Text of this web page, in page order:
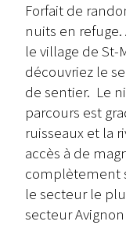
Forfait de
nuits en
le village de St-
découvriez le
de sentier. Le
parcours est
ruisseaux et la
accès à de
complètement
le secteur le
secteur Avignon